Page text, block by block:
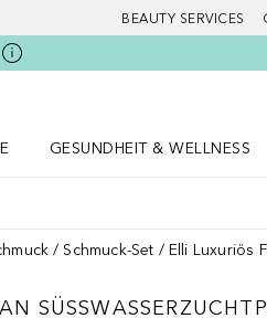
BEAUTY SERVICES
GESUNDHEIT & WELLNESS
Schmuck-Set Elli Luxuriös